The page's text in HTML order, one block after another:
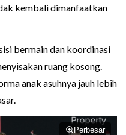
kembali dimanfaatkan
bermain dan koordinasi
ruang kosong.
anak asuhnya jauh lebih
Perbesar